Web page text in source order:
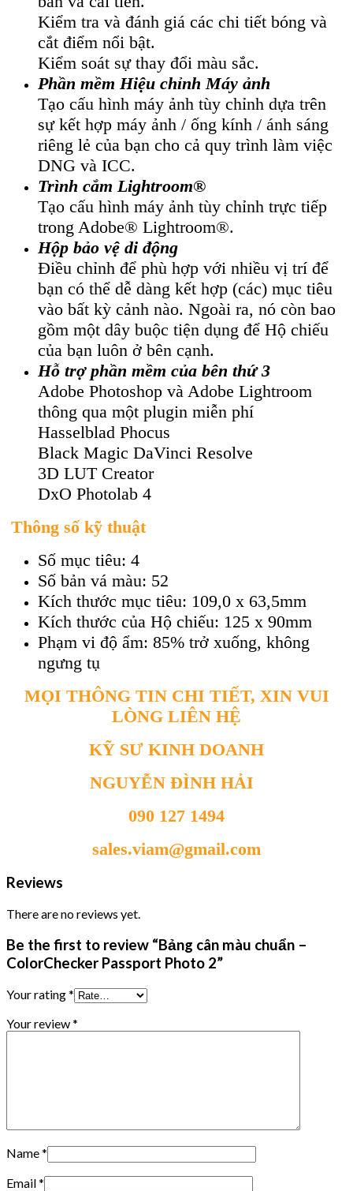
Kiểm tra và đánh giá các chi tiết bóng và
cắt điểm nổi bật.
Kiểm soát sự thay đổi màu sắc.
Phần mềm Hiệu chỉnh Máy ảnh
Tạo cấu hình máy ảnh tùy chỉnh dựa trên
sự kết hợp máy ảnh / ống kính / ánh sáng
riêng lẻ của bạn cho cả quy trình làm việc
DNG và ICC.
Trình cắm Lightroom®
Tạo cấu hình máy ảnh tùy chỉnh trực tiếp
trong Adobe® Lightroom®.
Hộp bảo vệ di động
Điều chỉnh để phù hợp với nhiều vị trí để
bạn có thể dễ dàng kết hợp (các) mục tiêu
vào bất kỳ cảnh nào. Ngoài ra, nó còn bao
gồm một dây buộc tiện dụng để Hộ chiếu
của bạn luôn ở bên cạnh.
Hỗ trợ phần mềm của bên thứ 3
Adobe Photoshop và Adobe Lightroom
thông qua một plugin miễn phí
Hasselblad Phocus
Black Magic DaVinci Resolve
3D LUT Creator
DxO Photolab 4
Thông số kỹ thuật
Số mục tiêu: 4
Số bản vá màu: 52
Kích thước mục tiêu: 109,0 x 63,5mm
Kích thước của Hộ chiếu: 125 x 90mm
Phạm vi độ ẩm: 85% trở xuống, không
ngưng tụ
MỌI THÔNG TIN CHI TIẾT, XIN VUI
LÒNG LIÊN HỆ
KỸ SƯ KINH DOANH
NGUYỄN ĐÌNH HẢI
090 127 1494
sales.viam@gmail.com
Reviews
There are no reviews yet.
Be the first to review “Bảng cân màu chuẩn –
ColorChecker Passport Photo 2”
Your rating*
Your review*
Name*
Email*